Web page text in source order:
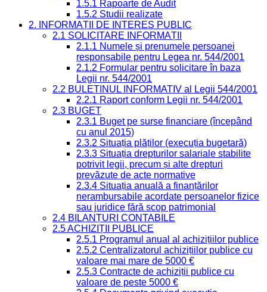
1.5.1 Rapoarte de Audit
1.5.2 Studii realizate
2. INFORMAȚII DE INTERES PUBLIC
2.1 SOLICITARE INFORMAȚII
2.1.1 Numele și prenumele persoanei
responsabile pentru Legea nr. 544/2001
2.1.2 Formular pentru solicitare în baza
Legii nr. 544/2001
2.2 BULETINUL INFORMATIV al Legii 544/2001
2.2.1 Raport conform Legii nr. 544/2001
2.3 BUGET
2.3.1 Buget pe surse financiare (începând
cu anul 2015)
2.3.2 Situația plăților (execuția bugetară)
2.3.3 Situația drepturilor salariale stabilite
potrivit legii, precum și alte drepturi
prevăzute de acte normative
2.3.4 Situația anuală a finanțărilor
nerambursabile acordate persoanelor fizice
sau juridice fără scop patrimonial
2.4 BILANȚURI CONTABILE
2.5 ACHIZIȚII PUBLICE
2.5.1 Programul anual al achizițiilor publice
2.5.2 Centralizatorul achizițiilor publice cu
valoare mai mare de 5000 €
2.5.3 Contracte de achiziții publice cu
valoare de peste 5000 €